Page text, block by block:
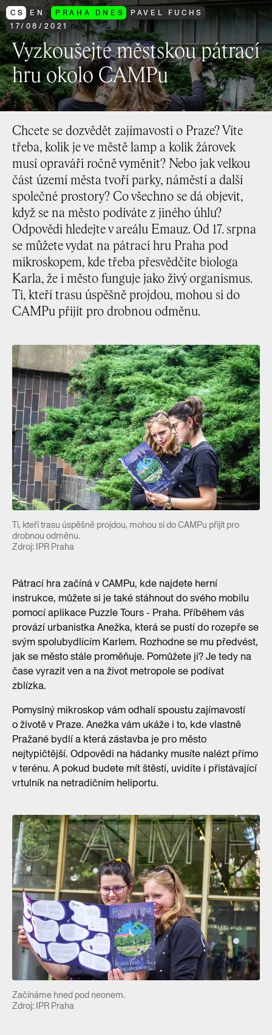
CS EN PRAHA DNES
PAVEL FUCHS
17/ 08/ 2021
Vyzkoušejte městskou pátrací
hru okolo CAMPu
Chcete se dozvědět zajímavosti o Praze? Víte
třeba, kolik je ve městě lamp a kolik žárovek
musí opraváři ročně vyměnit? Nebo jak velkou
část území města tvoří parky, náměstí a další
společné prostory? Co všechno se dá objevit,
když se na město podíváte z jiného úhlu?
Odpovědi hledejte v areálu Emauz. Od 17. srpna
se můžete vydat na pátrací hru Praha pod
mikroskopem, kde třeba přesvědčíte biologa
Karla, že i město funguje jako živý organismus.
Ti, kteří trasu úspěšně projdou, mohou si do
CAMPu přijít pro drobnou odměnu.
Ti, kteří trasu úspěšně projdou, mohou si do CAMPu přijít pro
drobnou odměnu.
Zdroj: IPR Praha
Pátrací hra začíná v CAMPu, kde najdete herní
instrukce, můžete si je také stáhnout do svého mobilu
pomocí aplikace Puzzle Tours - Praha. Příběhem vás
provází urbanistka Anežka, která se pustí do rozepře se
svým spolubydlícím Karlem. Rozhodne se mu předvést,
jak se město stále proměňuje. Pomůžete jí? Je tedy na
čase vyrazit ven a na život metropole se podívat
zblízka.
Pomyslný mikroskop vám odhalí spoustu zajímavostí
o životě v Praze. Anežka vám ukáže i to, kde vlastně
Pražané bydlí a která zástavba je pro město
nejtypičtější. Odpovědi na hádanky musíte nalézt přímo
v terénu. A pokud budete mít štěstí, uvidíte i přistávající
vrtulník na netradičním heliportu.
Začínáme hned pod neonem.
Zdroj: IPR Praha